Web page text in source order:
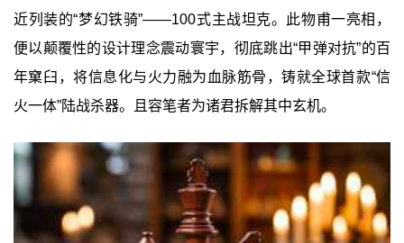
近列装的“梦幻铁骑”——100式主战坦克。此物甫一亮相，
便以颠覆性的设计理念震动寰宇，彻底跳出“甲弹对抗”的百
年窠臼，将信息化与火力融为血脉筋骨，铸就全球首款“信
火一体”陆战杀器。且容笔者为诸君拆解其中玄机。